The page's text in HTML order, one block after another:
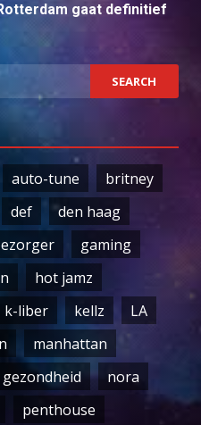
gaat definitief
auto-tune
britney
def
den haag
gaming
hot jamz
k-liber kellz
LA
manhattan
nora
penthouse